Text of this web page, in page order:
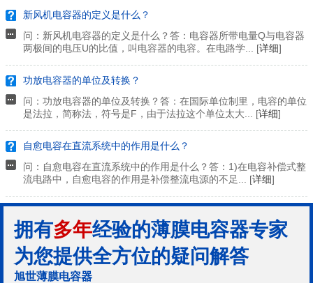
新风机电容器的定义是什么？
问：新风机电容器的定义是什么？答：电容器所带电量Q与电容器
两极间的电压U的比值，叫电容器的电容。在电路学... [详细]
功放电容器的单位及转换？
问：功放电容器的单位及转换？答：在国际单位制里，电容的单位
是法拉，简称法，符号是F，由于法拉这个单位太大... [详细]
自愈电容在直流系统中的作用是什么？
问：自愈电容在直流系统中的作用是什么？答：1)在电容补偿式整
流电路中，自愈电容的作用是补偿整流电源的不足... [详细]
拥有多年经验的薄膜电容器专家
为您提供全方位的疑问解答
旭世薄膜电容器